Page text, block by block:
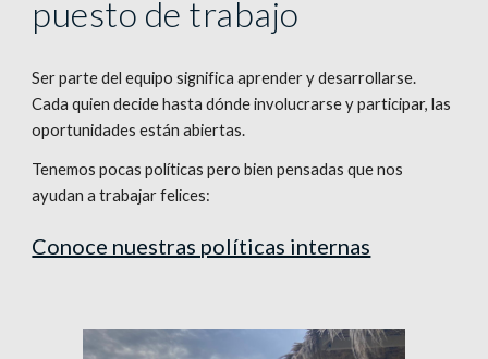
puesto de trabajo
Ser parte del equipo significa aprender y desarrollarse.
Cada quien decide hasta dónde involucrarse y participar, las
oportunidades están abiertas.
Tenemos pocas políticas pero bien pensadas que nos
ayudan a trabajar felices:
Conoce nuestras políticas internas